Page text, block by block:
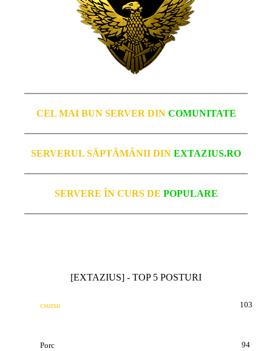
CEL MAI BUN SERVER DIN COMUNITATE
SERVERUL SĂPTĂMÂNII DIN EXTAZIUS.RO
SERVERE ÎN CURS DE POPULARE
[EXTAZIUS] - TOP 5 POSTURI
csursu 103
Porc 94